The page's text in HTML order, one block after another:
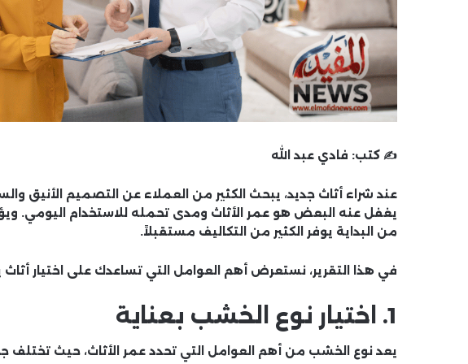
✍️ كتب: فادي عبد الله
عند شراء أثاث جديد، يبحث الكثير من العملاء عن التصميم الأنيق
يغفل عنه البعض هو عمر الأثاث ومدى تحمله للاستخدام اليومي.
من البداية يوفر الكثير من التكاليف مستقبلاً.
في هذا التقرير، نستعرض أهم العوامل التي تساعدك على اختيار
1. اختيار نوع الخشب بعناية
يعد نوع الخشب من أهم العوامل التي تحدد عمر الأثاث، حيث تختلف